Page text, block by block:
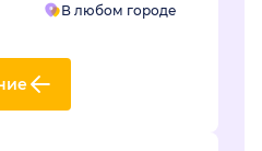
В любом городе